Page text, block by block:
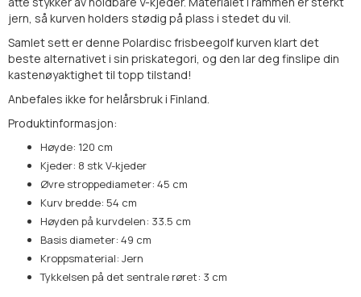
jern, så kurven holders stødig på plass i stedet du vil.
Samlet sett er denne Polardisc frisbeegolf kurven klart det
beste alternativet i sin priskategori, og den lar deg finslipe din
kastenøyaktighet til topp tilstand!
Anbefales ikke for helårsbruk i Finland.
Produktinformasjon:
Høyde: 120 cm
Kjeder: 8 stk V-kjeder
Øvre stroppediameter: 45 cm
Kurv bredde: 54 cm
Høyden på kurvdelen: 33.5 cm
Basis diameter: 49 cm
Kroppsmaterial: Jern
Tykkelsen på det sentrale røret: 3 cm